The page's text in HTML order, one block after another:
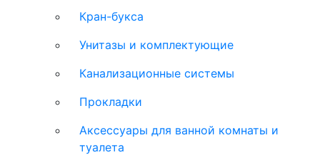
Кран-букса
Унитазы и комплектующие
Канализационные системы
Прокладки
Аксессуары для ванной комнаты и
туалета